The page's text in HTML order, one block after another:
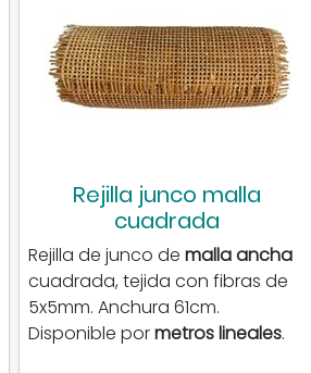
Rejilla junco malla
cuadrada
Rejilla de junco de malla ancha
cuadrada, tejida con fibras de
5x5mm. Anchura 61cm.
Disponible pormetros lineales.